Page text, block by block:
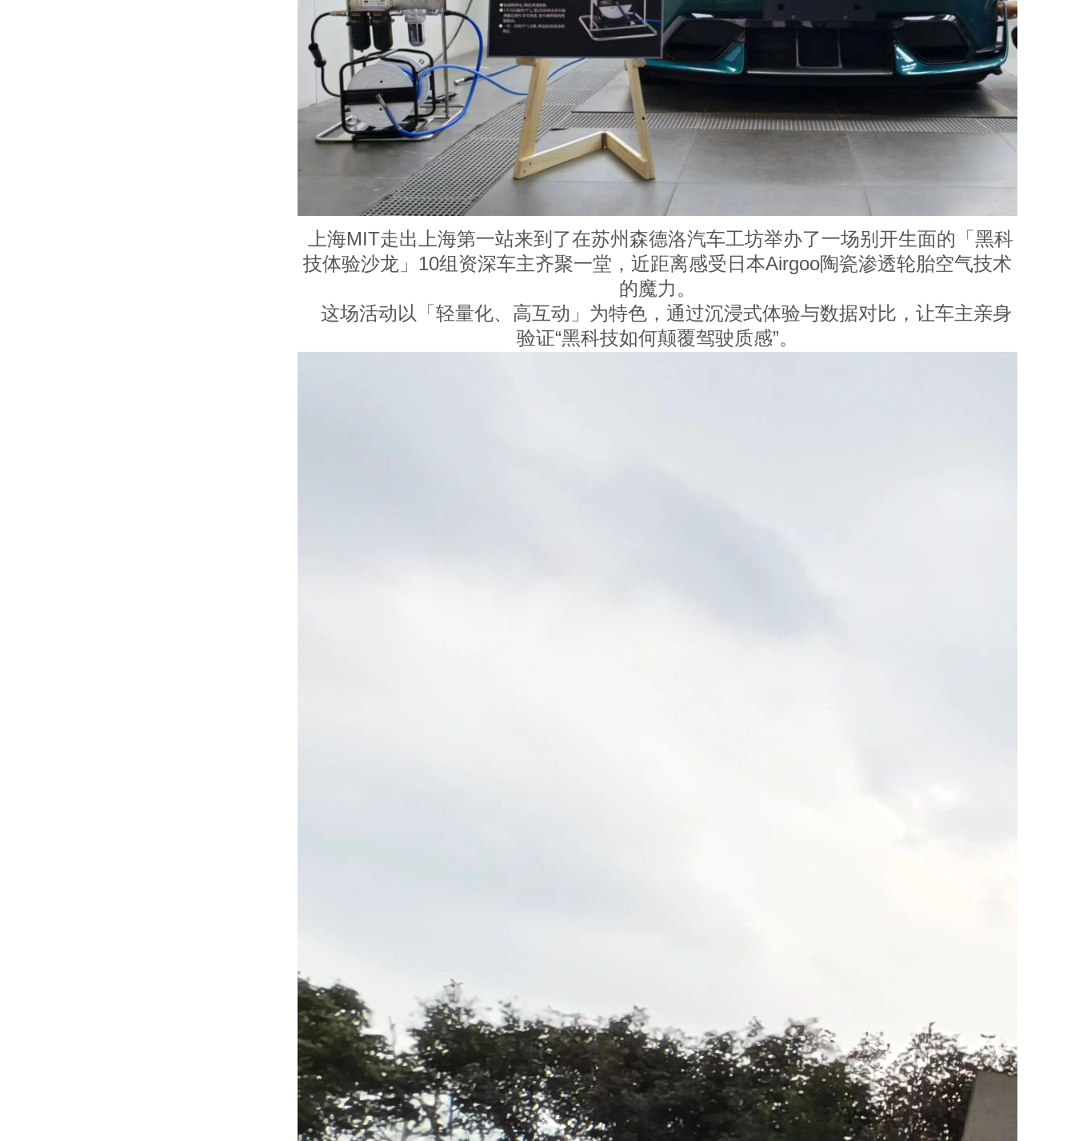
上海MIT走出上海第一站来到了在苏州森德洛汽车工坊举办了一场别开生面的「黑科
技体验沙龙」10组资深车主齐聚一堂，近距离感受日本Airgoo陶瓷渗透轮胎空气技术
的魔力。
这场活动以「轻量化、高互动」为特色，通过沉浸式体验与数据对比，让车主亲身
验证“黑科技如何颠覆驾驶质感”。